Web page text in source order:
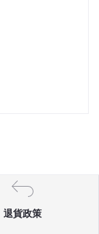
退貨政策